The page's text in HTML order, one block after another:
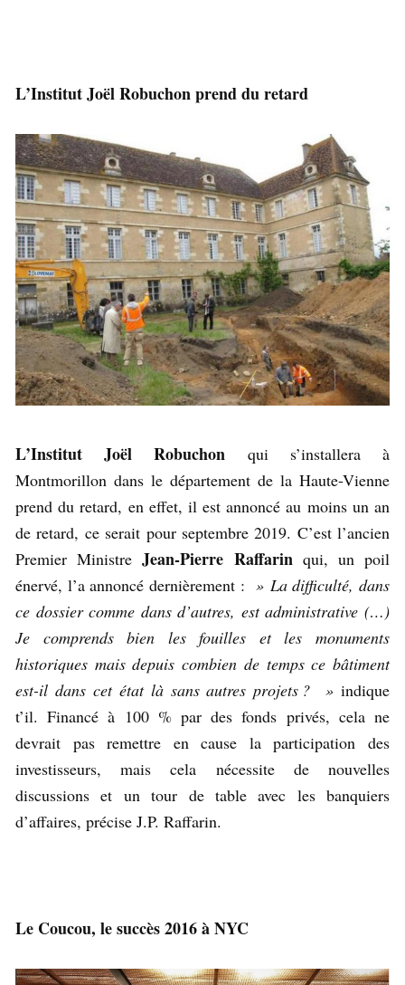
L’Institut Joël Robuchon prend du retard
L’Institut Joël Robuchon qui s’installera à
Montmorillon dans le département de la Haute-Vienne
prend du retard, en effet, il est annoncé au moins un an
de retard, ce serait pour septembre 2019. C’est l’ancien
Premier Ministre Jean-Pierre Raffarin qui, un poil
énervé, l’a annoncé dernièrement : » La difficulté, dans
ce dossier comme dans d’autres, est administrative (…)
Je comprends bien les fouilles et les monuments
historiques mais depuis combien de temps ce bâtiment
est-il dans cet état là sans autres projets ? » indique
t’il. Financé à 100 % par des fonds privés, cela ne
devrait pas remettre en cause la participation des
investisseurs, mais cela nécessite de nouvelles
discussions et un tour de table avec les banquiers
d’affaires, précise J.P. Raffarin.
Le Coucou, le succès 2016 à NYC